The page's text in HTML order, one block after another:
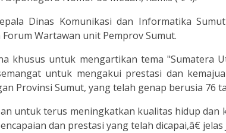
Dinas Komunikasi dan Informatika
Wartawan unit Pemprov Sumut.
khusus untuk mengartikan tema "Sumatera
untuk mengakui prestasi dan
Provinsi Sumut, yang telah genap berusia 76
untuk terus meningkatkan kualitas hidup dan
dan prestasi yang telah dicapai,â€ jelas